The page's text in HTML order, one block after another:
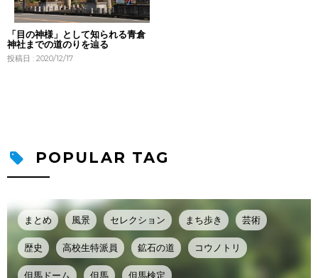
「目の神様」として知られる青倉
神社までの道のりを辿る
投稿日 : 2020/12/17
POPULAR TAG
まとめ 風景 セレクション まち歩き 芸術
歴史 高校生特派員 鉱石の道 コウノトリ
但馬ドーム 但馬 但馬検定